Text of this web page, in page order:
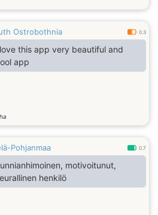
Ostrobothnia 0.3
this app very beautiful and
app
Pohjanmaa 0.7
motivoitunut,
henkilö